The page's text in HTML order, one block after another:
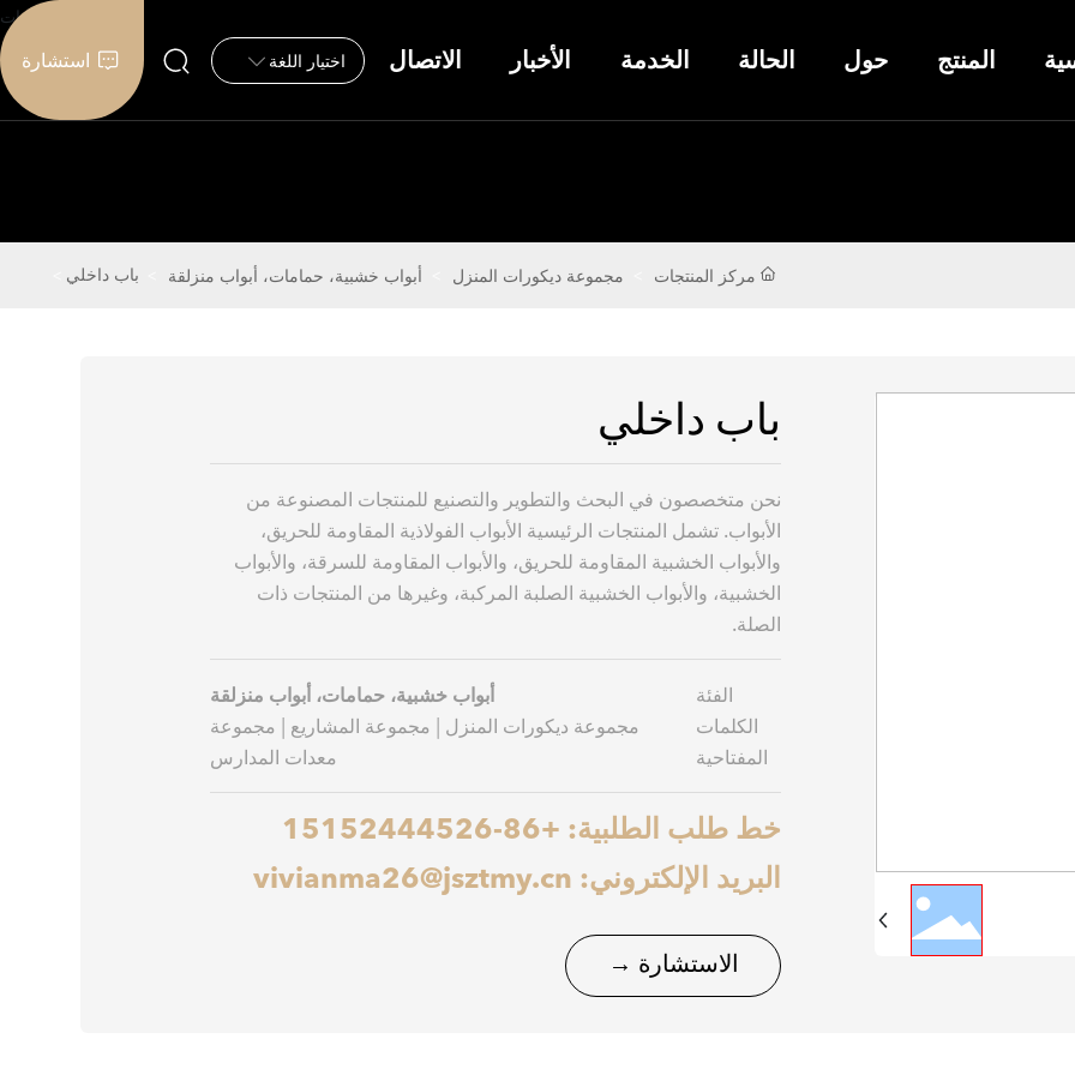
المنتج حول الحالة الخدمة الأخبار الاتصال اختيار اللغة استشارة
مركز المنتجات مجموعة ديكورات المنزل أبواب خشبية، حمامات، أبواب منزلقة باب داخلي
باب داخلي
نحن متخصصون في البحث والتطوير والتصنيع للمنتجات المصنوعة من
الأبواب. تشمل المنتجات الرئيسية الأبواب الفولاذية المقاومة للحريق،
والأبواب الخشبية المقاومة للحريق، والأبواب المقاومة للسرقة، والأبواب
الخشبية، والأبواب الخشبية الصلبة المركبة، وغيرها من المنتجات ذات
الصلة.
الفئة
أبواب خشبية، حمامات، أبواب منزلقة
الكلمات
المفتاحية
مجموعة ديكورات المنزل | مجموعة المشاريع | مجموعة
معدات المدارس
خط طلب الطلبية: +86-15152444526
البريد الإلكتروني: vivianma26@jsztmy.cn
الاستشارة →